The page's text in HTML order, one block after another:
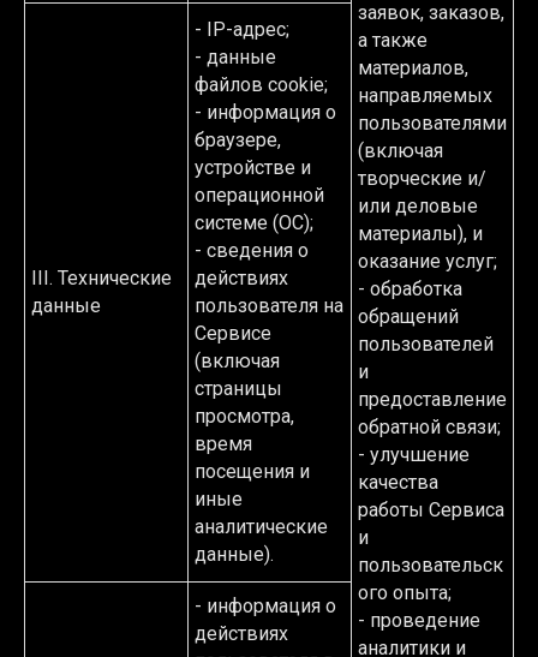
заявок, заказов,
а также
материалов,
направляемых
пользователями
(включая
творческие и/
или деловые
материалы), и
оказание услуг;
- обработка
обращений
пользователей
и
предоставление
обратной связи;
- улучшение
качества
работы Сервиса
и
пользовательск
ого опыта;
- проведение
аналитики и
III. Технические
данные
- IP-адрес;
- данные
файлов cookie;
- информация о
браузере,
устройстве и
операционной
системе (ОС);
- сведения о
действиях
пользователя на
Сервисе
(включая
страницы
просмотра,
время
посещения и
иные
аналитические
данные).
- информация о
действиях